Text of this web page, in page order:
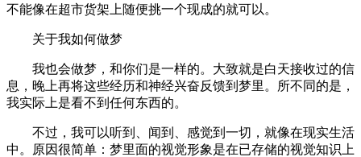
不能像在超市货架上随便挑一个现成的就可以。
关于我如何做梦
我也会做梦，和你们是一样的。大致就是白天接收过的信
息，晚上再将这些经历和神经兴奋反馈到梦里。所不同的是，
我实际上是看不到任何东西的。
不过，我可以听到、闻到、感觉到一切，就像在现实生活
中。原因很简单：梦里面的视觉形象是在已存储的视觉知识上